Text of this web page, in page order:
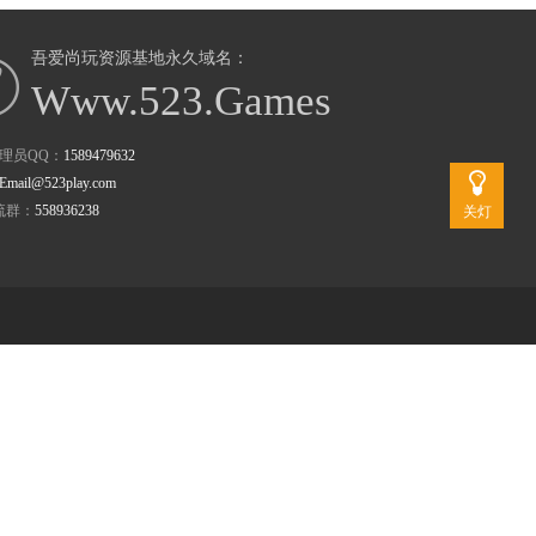
关灯
吾爱尚玩资源基地永久域名：
Www.523.Games
员QQ： 1589479632
Email@523play.com
： 558936238